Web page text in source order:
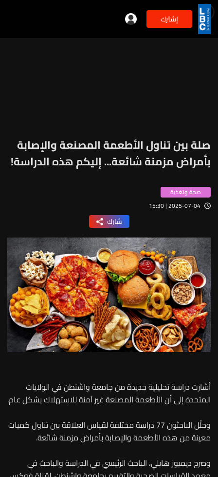
إشترك
صلة بين تناول الأطعمة المصنعة والإصابة
بأمراض مزمنة شائعة... إليكم هذه الدراسة!
صحة وتغذية
2025-07-04 | 15:30
شارك
أشارت دراسة تحليلية جديدة من جامعة واشنطن في الولايات
المتحدة إلى أن الأطعمة المصنعة غير آمنة للاستهلاك بشكل عام.
وحلّل الباحثون 77 دراسة مختلفة لقياس العلاقة بين تناول كميات
معينة من هذه الأطعمة والإصابة بأمراض مزمنة شائعة.
وصرح ديميوز هايلي، الباحث الرئيسي في الدراسة والباحث في